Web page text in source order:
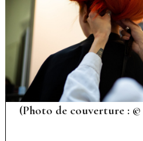
(Photo de couverture :